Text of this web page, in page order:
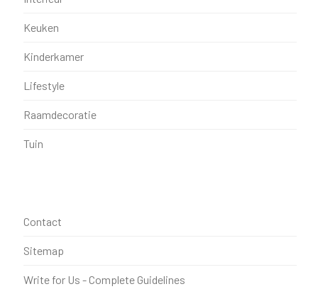
Keuken
Kinderkamer
Lifestyle
Raamdecoratie
Tuin
Contact
Sitemap
Write for Us - Complete Guidelines